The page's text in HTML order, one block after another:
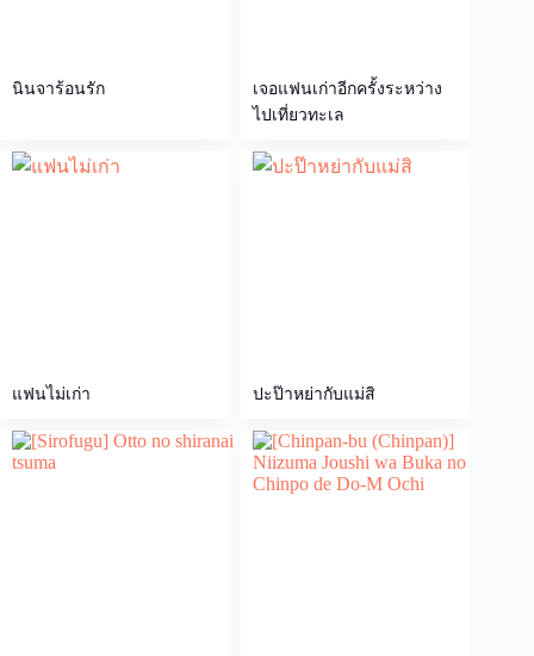
นินจาร้อนรัก
เจอแฟนเก่าอีกครั้งระหว่าง
ไปเที่ยวทะเล
แฟนไม่เก่า ปะป๊าหย่ากับแม่สิ